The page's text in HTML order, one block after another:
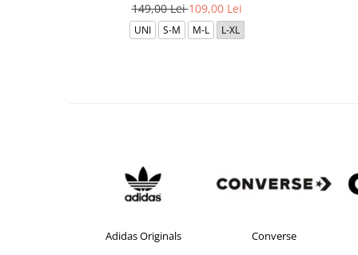
149,00 Lei109,00 Lei
UNI S-M M-L L-XL
Converse crocs